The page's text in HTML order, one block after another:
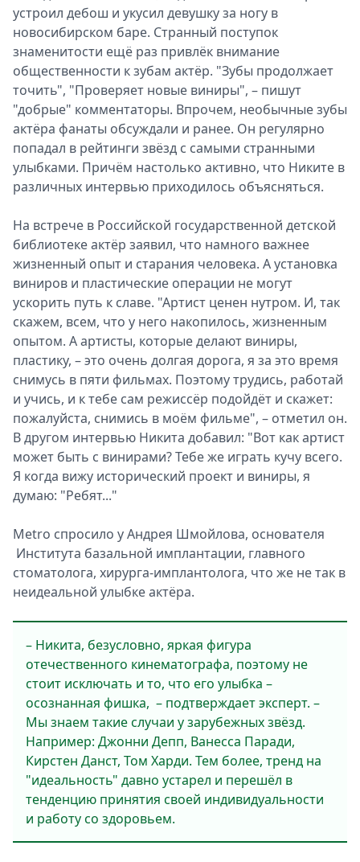
устроил дебош и укусил девушку за ногу в
новосибирском баре. Странный поступок
знаменитости ещё раз привлёк внимание
общественности к зубам актёр. "Зубы продолжает
точить", "Проверяет новые виниры", – пишут
"добрые" комментаторы. Впрочем, необычные зубы
актёра фанаты обсуждали и ранее. Он регулярно
попадал в рейтинги звёзд с самыми странными
улыбками. Причём настолько активно, что Никите в
различных интервью приходилось объясняться.
На встрече в Российской государственной детской
библиотеке актёр заявил, что намного важнее
жизненный опыт и старания человека. А установка
виниров и пластические операции не могут
ускорить путь к славе. "Артист ценен нутром. И, так
скажем, всем, что у него накопилось, жизненным
опытом. А артисты, которые делают виниры,
пластику, – это очень долгая дорога, я за это время
снимусь в пяти фильмах. Поэтому трудись, работай
и учись, и к тебе сам режиссёр подойдёт и скажет:
пожалуйста, снимись в моём фильме", – отметил он.
В другом интервью Никита добавил: "Вот как артист
может быть с винирами? Тебе же играть кучу всего.
Я когда вижу исторический проект и виниры, я
думаю: "Ребят..."
Metro спросило у Андрея Шмойлова, основателя
Института базальной имплантации, главного
стоматолога, хирурга-имплантолога, что же не так в
неидеальной улыбке актёра.
– Никита, безусловно, яркая фигура
отечественного кинематографа, поэтому не
стоит исключать и то, что его улыбка –
осознанная фишка, – подтверждает эксперт. –
Мы знаем такие случаи у зарубежных звёзд.
Например: Джонни Депп, Ванесса Паради,
Кирстен Данст, Том Харди. Тем более, тренд на
"идеальность" давно устарел и перешёл в
тенденцию принятия своей индивидуальности
и работу со здоровьем.